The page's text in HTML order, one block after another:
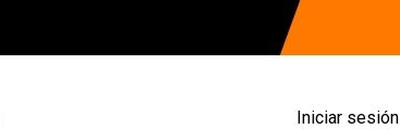
Iniciar sesión